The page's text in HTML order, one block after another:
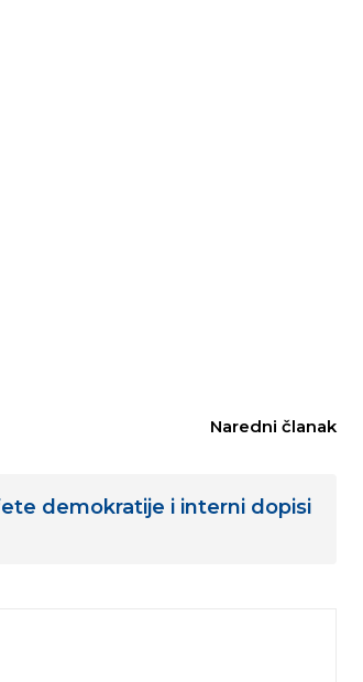
Naredni članak
demokratije i interni dopisi